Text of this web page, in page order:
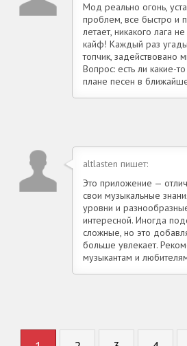
Мод реально огонь,
проблем, все быстро и
летает, никакого лага
кайф! Каждый раз
топчик, задействовано
Вопрос: есть ли какие-
плане песен в
altlasten пишет:
Это приложение —
свои музыкальные
уровни и
интересной. Иногда
сложные, но это
больше увлекает.
музыкантам и